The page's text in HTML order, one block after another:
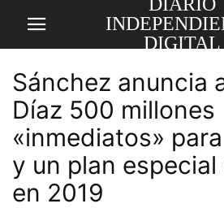
DIGITAL
Sánchez anuncia
Díaz 500 millones
«inmediatos»
y un plan
en 2019